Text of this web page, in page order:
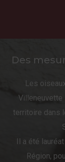
Des
Les
Villeneuvette
territoire dans
Il a été
Région,